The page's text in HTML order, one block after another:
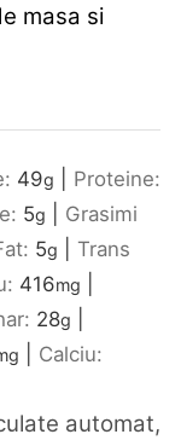
masa si
49g
Proteine:
5g
Grasimi
5g
Trans
416mg
28g
Calciu: